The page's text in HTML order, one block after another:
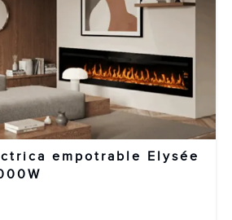
empotrable Elysée